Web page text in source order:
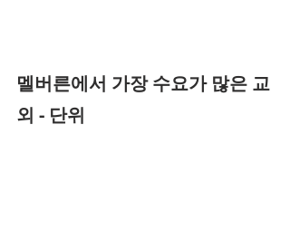
멜버른에서 가장 수요가 많은 교
외 - 단위